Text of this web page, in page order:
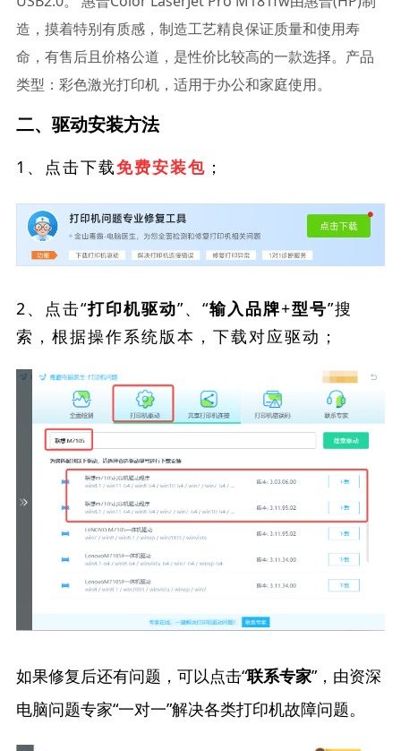
造，摸着特别有质感，制造工艺精良保证质量和使用寿
命，有售后且价格公道，是性价比较高的一款选择。产品
类型：彩色激光打印机，适用于办公和家庭使用。
二、驱动安装方法
1、点击下载免费安装包 ；
2、点击“打印机驱动”、“输入品牌+型号”搜
索，根据操作系统版本，下载对应驱动；
如果修复后还有问题，可以点击“联系专家”，由资深
电脑问题专家“一对一”解决各类打印机故障问题。